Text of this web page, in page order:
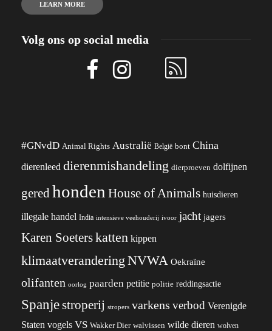
LEARN MORE
Volg ons op social media
#GNvdD Animal Rights Australië België bont China
dierenleed dierenmishandeling dierproeven dolfijnen
gered honden House of Animals huisdieren
illegale handel India intensieve veehouderij ivoor jacht jagers
Karen Soeterskatten kippen
klimaatverandering NVWA Oekraïne
olifanten oorlog paarden petitie politie reddingsactie
Spanjestroperij stropers varkens verbod Verenigde
Staten vogels VS Wakker Dier walvissen wilde dieren wolven